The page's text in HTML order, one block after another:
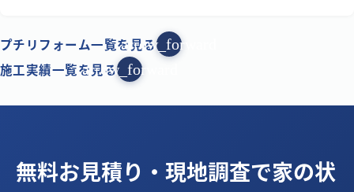
arrow_forward
プチリフォーム一覧を見る
arrow_forward
施工実績一覧を見る
無料お見積り・現地調査で家の状